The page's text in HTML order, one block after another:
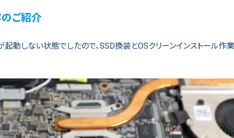
ご紹介
起動しない状態でしたので、SSD換装とOSクリーンインストール作